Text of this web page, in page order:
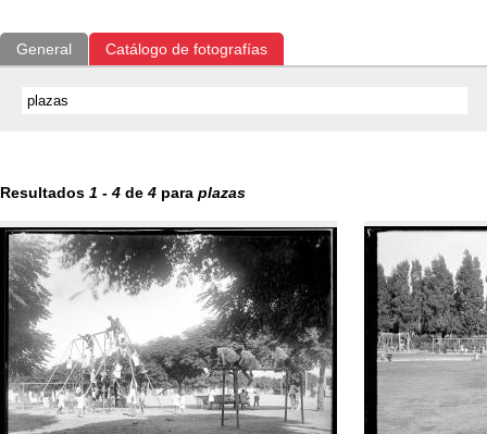
General Catálogo de fotografías
Resultados 1 - 4 de 4 para plazas